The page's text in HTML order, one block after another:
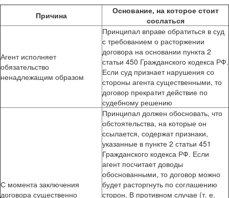
Причина
Основание, на которое стоит
сослаться
Агент исполняет
обязательство
ненадлежащим образом
Принципал вправе обратиться в суд
с требованием о расторжении
договора на основании пункта 2
статьи 450 Гражданского кодекса РФ.
Если суд признает нарушения со
стороны агента существенными, то
договор прекратит действие по
судебному решению
С момента заключения
договора существенно
Принципал должен обосновать, что
обстоятельства, на которые он
ссылается, содержат признаки,
указанные в пункте 2 статьи 451
Гражданского кодекса РФ. Если
агент посчитает доводы
обоснованными, то договор можно
будет расторгнуть по соглашению
сторон. В противном случае (т. е.